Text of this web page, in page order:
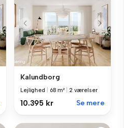
Kalundborg
Lejlighed 68 m² 2 værelser
10.395 kr Se mere